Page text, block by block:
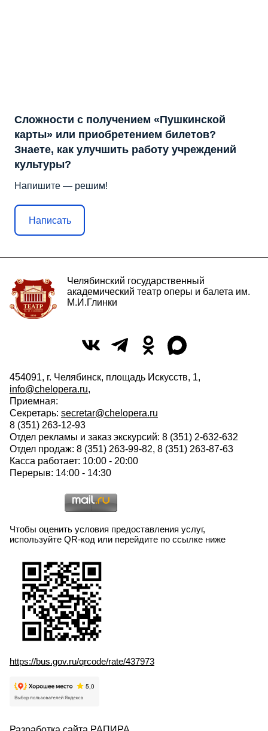
Сложности с получением «Пушкинской
карты» или приобретением билетов?
Знаете, как улучшить работу учреждений
культуры?
Напишите — решим!
Написать
Челябинский государственный
академический театр оперы и балета им.
М.И.Глинки
454091, г. Челябинск, площадь Искусств, 1,
info@chelopera.ru,
Приемная:
Секретарь: secretar@chelopera.ru
8 (351) 263-12-93
Отдел рекламы и заказ экскурсий: 8 (351) 2-632-632
Отдел продаж: 8 (351) 263-99-82, 8 (351) 263-87-63
Касса работает: 10:00 - 20:00
Перерыв: 14:00 - 14:30
Чтобы оценить условия предоставления услуг,
используйте QR-код или перейдите по ссылке ниже
https://bus.gov.ru/qrcode/rate/437973